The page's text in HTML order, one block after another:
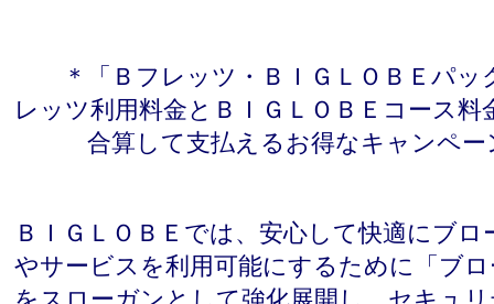
＊「Ｂフレッツ・ＢＩＧＬＯＢＥパッ
レッツ利用料金とＢＩＧＬＯＢＥコース料
合算して支払えるお得なキャンペー
ＢＩＧＬＯＢＥでは、安心して快適にブ
やサービスを利用可能にするために「ブ